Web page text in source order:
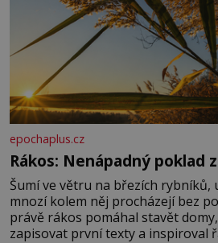
epochaplus.cz
Rákos: Nenápadný poklad
Šumí ve větru na březích rybníků,
mnozí kolem něj procházejí bez
právě rákos pomáhal stavět
zapisovat první texty a inspiroval